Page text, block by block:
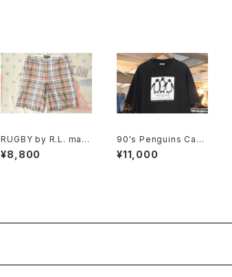
RUGBY by R.L. mad
aras plaid cotton Sh
orts
¥8,800
90's Penguins Cafe
teria print cotton Te
e "Made in U.S.A."
¥11,000